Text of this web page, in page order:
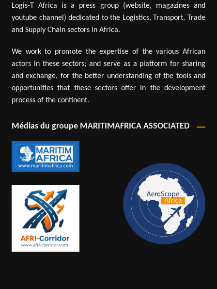
Logis-T Africa is a press group (website, magazines and
youtube channel) dedicated to the Logistics, Transport, Trade
and Supply Chain sectors in Africa.
We work to promote the expertise of the various African
actors in these sectors; and serve as a platform for sharing
and exchange, for the better understanding of the tools and
opportunities that these sectors offer in the development
process of the continent.
Médias du groupe MARITIMAFRICA ASSOCIATED